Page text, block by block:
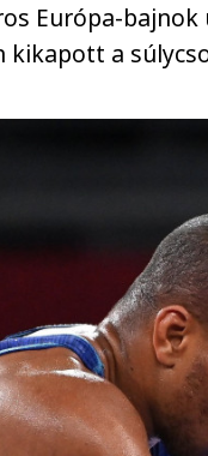
Európa-
kikapott a